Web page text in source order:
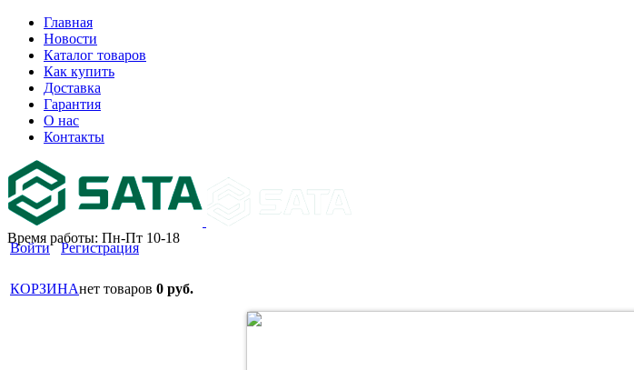
Главная
Новости
Каталог товаров
Как купить
Доставка
Гарантия
О нас
Контакты
Время работы: Пн-Пт 10-18
Войти Регистрация
КОРЗИНАнет товаров 0 руб.